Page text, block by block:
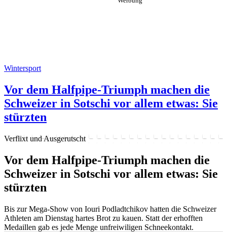
Wintersport
Vor dem Halfpipe-Triumph machen die
Schweizer in Sotschi vor allem etwas: Sie
stürzten
Verflixt und Ausgerutscht
Vor dem Halfpipe-Triumph machen die
Schweizer in Sotschi vor allem etwas: Sie
stürzten
Bis zur Mega-Show von Iouri Podladtchikov hatten die Schweizer
Athleten am Dienstag hartes Brot zu kauen. Statt der erhofften
Medaillen gab es jede Menge unfreiwiligen Schneekontakt.